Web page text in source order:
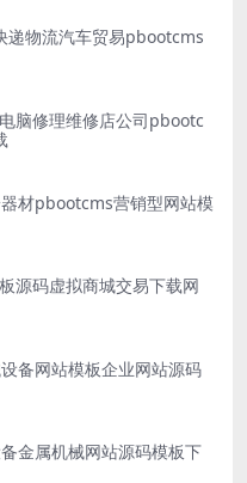
递物流汽车贸易pbootcms
脑修理维修店公司pbootc
材pbootcms营销型网站模
源码虚拟商城交易下载网
备网站模板企业网站源码
金属机械网站源码模板下